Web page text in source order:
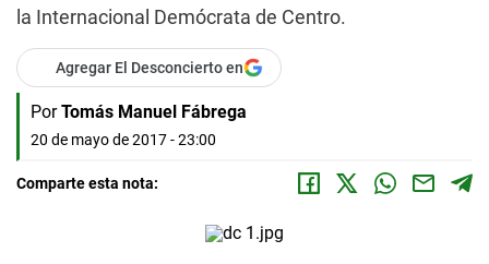
la Internacional Demócrata de Centro.
Agregar El Desconcierto en
Por Tomás Manuel Fábrega
20 de mayo de 2017 - 23:00
Comparte esta nota: